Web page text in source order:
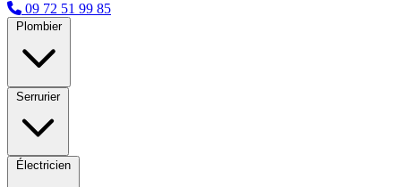
09 72 51 99 85
Plombier
Serrurier
Électricien